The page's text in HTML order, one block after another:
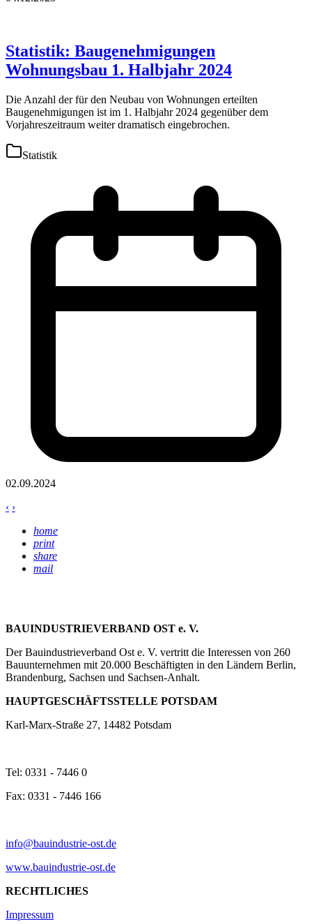
Statistik: Baugenehmigungen
Wohnungsbau 1. Halbjahr 2024
Die Anzahl der für den Neubau von Wohnungen erteilten
Baugenehmigungen ist im 1. Halbjahr 2024 gegenüber dem
Vorjahreszeitraum weiter dramatisch eingebrochen.
Statistik
02.09.2024
‹ ›
home
print
share
mail
BAUINDUSTRIEVERBAND OST e. V.
Der Bauindustrieverband Ost e. V. vertritt die Interessen von 260
Bauunternehmen mit 20.000 Beschäftigten in den Ländern Berlin,
Brandenburg, Sachsen und Sachsen-Anhalt.
HAUPTGESCHÄFTSSTELLE POTSDAM
Karl-Marx-Straße 27, 14482 Potsdam
Tel: 0331 - 7446 0
Fax: 0331 - 7446 166
info@bauindustrie-ost.de
www.bauindustrie-ost.de
RECHTLICHES
Impressum